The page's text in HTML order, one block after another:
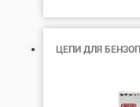
ЦЕПИ ДЛЯ